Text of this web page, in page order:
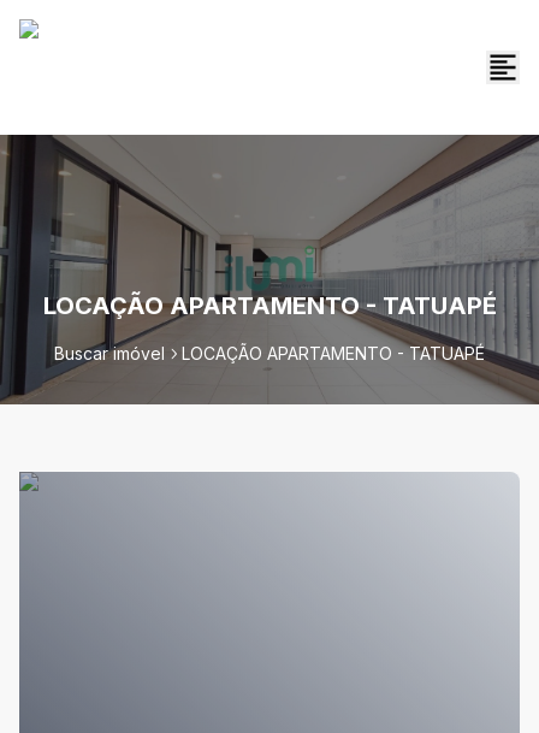
LOCAÇÃO APARTAMENTO - TATUAPÉ
Buscar imóvel LOCAÇÃO APARTAMENTO - TATUAPÉ